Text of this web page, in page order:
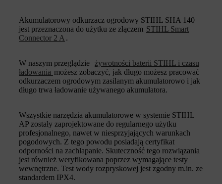
Akumulatorowy odkurzacz ogrodowy STIHL SHA 140
jest przeznaczona do użytku ze złączem STIHL Smart
Connector 2 A .
W naszym przeglądzie
żywotności baterii STIHL i czasu
ładowania możesz zobaczyć, jak długo możesz pracować
odkurzaczem ogrodowym zasilanym akumulatorowo i jak
długo trwa ładowanie używanego akumulatora.
Wszystkie narzędzia akumulatorowe w systemie STIHL
AP zostały zaprojektowane do regularnego użytku
profesjonalnego, nawet w niesprzyjających warunkach
pogodowych. Z tego powodu posiadają certyfikat
odporności na zachlapanie. Skuteczność tego rozwiązania
jest również weryfikowana poprzez wymagające testy
wewnętrzne. Test wody rozpryskowej jest zgodny m.in. ze
standardem IPX4.